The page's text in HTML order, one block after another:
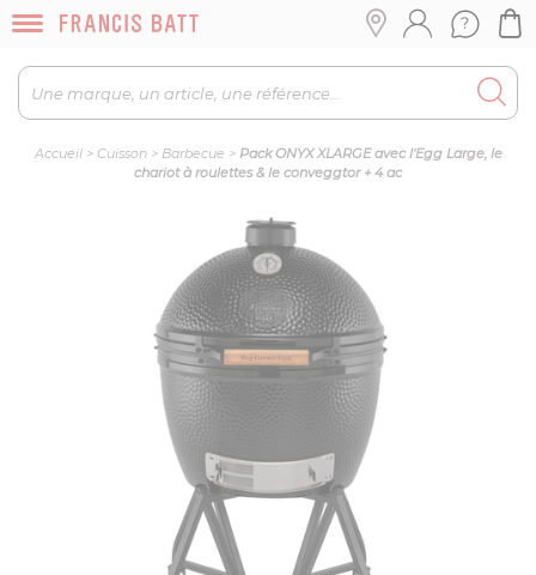
Accueil> Cuisson> Barbecue > Pack ONYX XLARGE avec l'Egg Large, le
chariot à roulettes & le conveggtor + 4 ac